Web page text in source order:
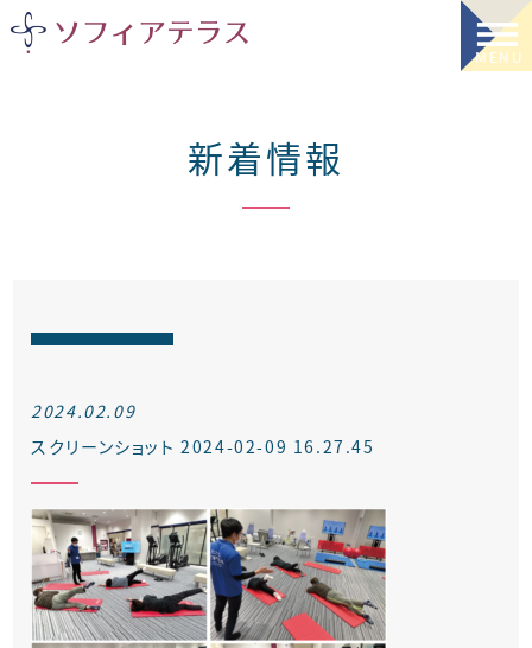
新着情報
2024.02.09
スクリーンショット 2024-02-09 16.27.45